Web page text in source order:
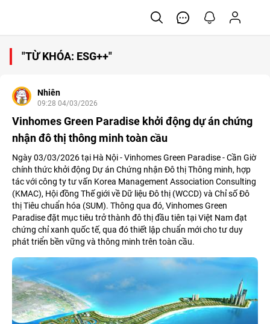
"TỪ KHÓA: ESG++"
Nhiên
09:28 04/03/2026
Vinhomes Green Paradise khởi động dự án chứng
nhận đô thị thông minh toàn cầu
Ngày 03/03/2026 tại Hà Nội - Vinhomes Green Paradise - Cần Giờ
chính thức khởi động Dự án Chứng nhận Đô thị Thông minh, hợp
tác với công ty tư vấn Korea Management Association Consulting
(KMAC), Hội đồng Thế giới về Dữ liệu Đô thị (WCCD) và Chỉ số Đô
thị Tiêu chuẩn hóa (SUM). Thông qua đó, Vinhomes Green
Paradise đặt mục tiêu trở thành đô thị đầu tiên tại Việt Nam đạt
chứng chỉ xanh quốc tế, qua đó thiết lập chuẩn mới cho tư duy
phát triển bền vững và thông minh trên toàn cầu.